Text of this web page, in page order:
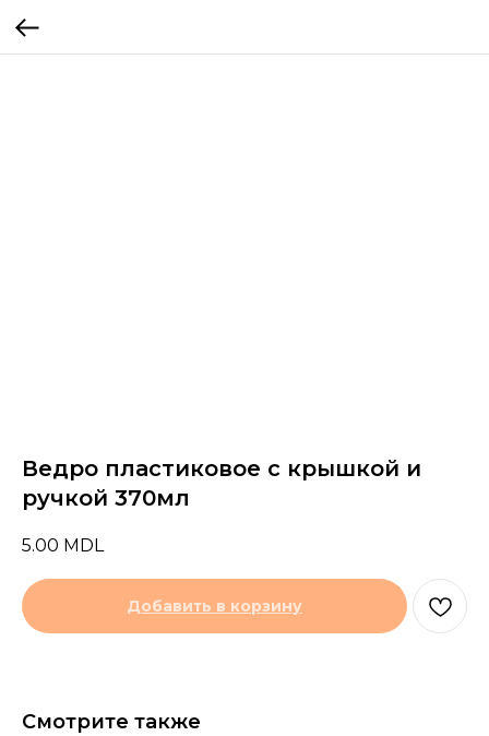
Ведро пластиковое с крышкой и
ручкой 370мл
5.00 MDL
Добавить в корзину
Смотрите также